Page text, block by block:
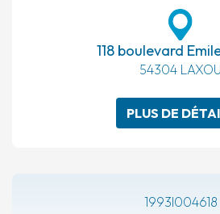
118 boulevard
54304 LAXOU
PLUS DE
1993I004618